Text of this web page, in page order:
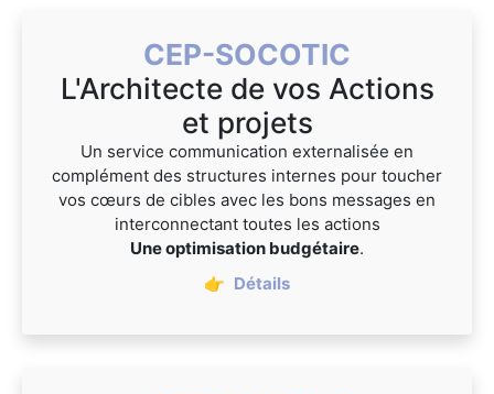
CEP-SOCOTIC
L'Architecte de vos Actions
et projets
Un service communication externalisée en
complément des structures internes pour toucher
vos cœurs de cibles avec les bons messages en
interconnectant toutes les actions
Une optimisation budgétaire.
👉 Détails